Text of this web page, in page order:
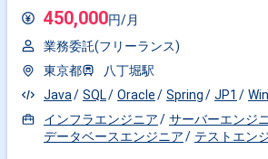
450,000円/月
業務委託(フリーランス)
東京都
八丁堀駅
Java
SQL Oracle Spring JP1
インフラエンジニア
サーバーエンジ
データベースエンジニア
テストエン